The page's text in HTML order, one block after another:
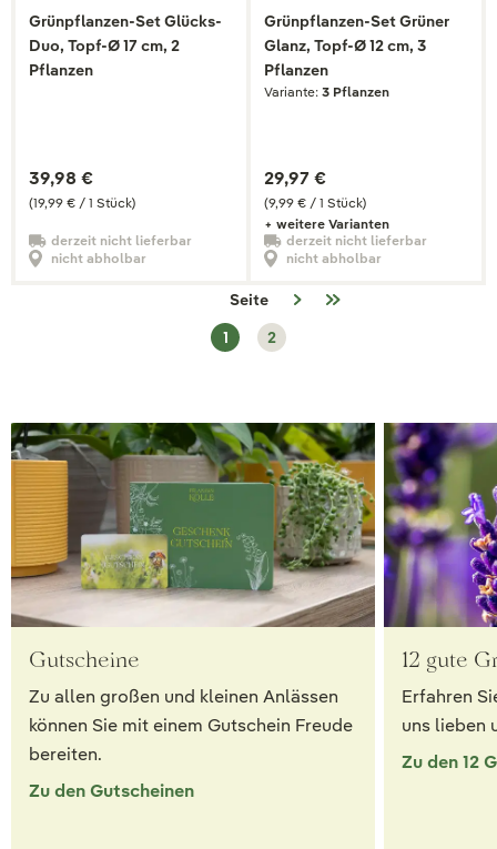
Grünpflanzen-Set Glücks-
Duo, Topf-Ø 17 cm, 2
Pflanzen
(19,99 € / 1 Stück)
39,98 €
derzeit nicht lieferbar
nicht abholbar
Grünpflanzen-Set Grüner
Glanz, Topf-Ø 12 cm, 3
Pflanzen
Variante: 3 Pflanzen
(9,99 € / 1 Stück)
29,97 €
+ weitere Varianten
derzeit nicht lieferbar
nicht abholbar
Seite
1
2
Gutscheine
Zu allen großen und kleinen Anlässen
können Sie mit einem Gutschein Freude
bereiten.
Zu den Gutscheinen
12 gute
Erfahren
uns lieben
Zu den 12